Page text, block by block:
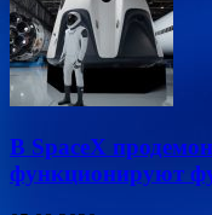
В SpaceX
функционируют